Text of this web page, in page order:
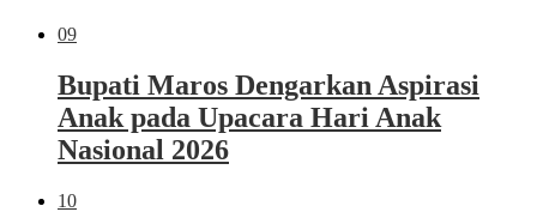
09
Bupati Maros Dengarkan Aspirasi
Anak pada Upacara Hari Anak
Nasional 2026
10